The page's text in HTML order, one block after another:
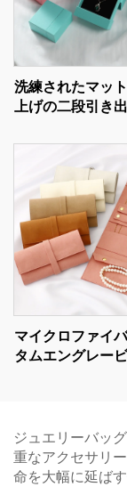
洗練されたマッ
上げの二段引き
ブランドサイン
リーブランド向
イデンティテ
マイクロファイ
タムエングレー
収納用ロール
ジュエリーバッ
重なアクセサリ
命を大幅に延ば